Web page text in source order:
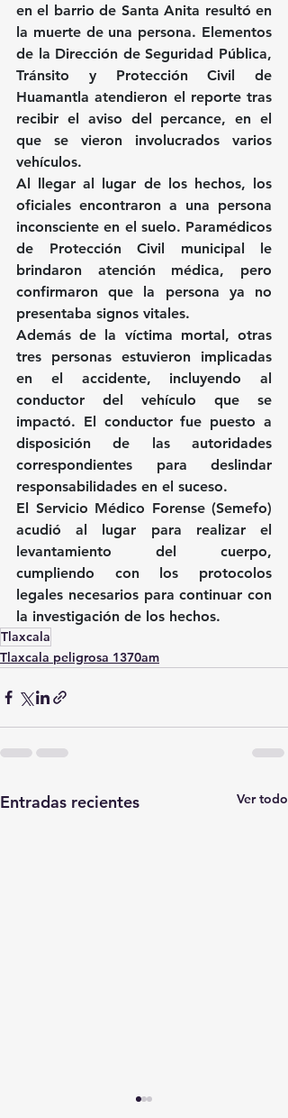
en el barrio de Santa Anita resultó en
la muerte de una persona. Elementos
de la Dirección de Seguridad Pública,
Tránsito y Protección Civil de
Huamantla atendieron el reporte tras
recibir el aviso del percance, en el
que se vieron involucrados varios
vehículos.
Al llegar al lugar de los hechos, los
oficiales encontraron a una persona
inconsciente en el suelo. Paramédicos
de Protección Civil municipal le
brindaron atención médica, pero
confirmaron que la persona ya no
presentaba signos vitales.
Además de la víctima mortal, otras
tres personas estuvieron implicadas
en el accidente, incluyendo al
conductor del vehículo que se
impactó. El conductor fue puesto a
disposición de las autoridades
correspondientes para deslindar
responsabilidades en el suceso.
El Servicio Médico Forense (Semefo)
acudió al lugar para realizar el
levantamiento del cuerpo,
cumpliendo con los protocolos
legales necesarios para continuar con
la investigación de los hechos.
Tlaxcala
Tlaxcala peligrosa 1370am
Entradas recientes Ver todo